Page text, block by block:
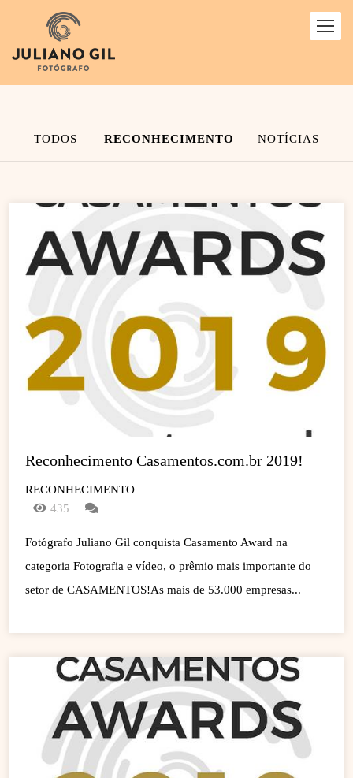
TODOS RECONHECIMENTO NOTÍCIAS
Reconhecimento Casamentos.com.br 2019!
RECONHECIMENTO
435
Fotógrafo Juliano Gil conquista Casamento Award na
categoria Fotografia e vídeo, o prêmio mais importante do
setor de CASAMENTOS!As mais de 53.000 empresas...